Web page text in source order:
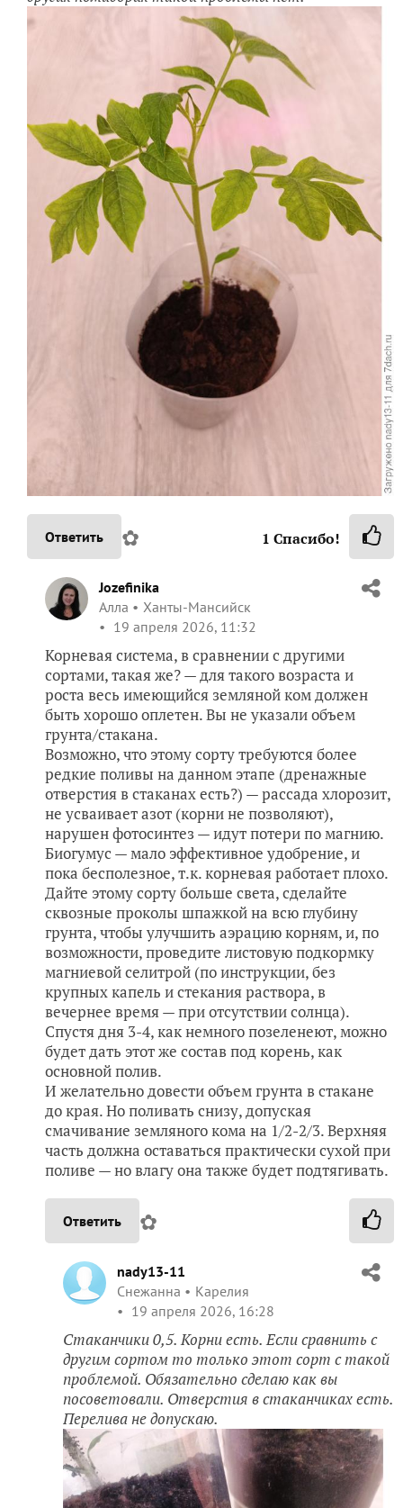
Ответить ✿ 1 Спасибо!
Jozefinika
Алла
Ханты-Мансийск
19 апреля 2026, 11:32
Корневая система, в сравнении с другими
сортами, такая же? — для такого возраста и
роста весь имеющийся земляной ком должен
быть хорошо оплетен. Вы не указали объем
грунта/стакана.
Возможно, что этому сорту требуются более
редкие поливы на данном этапе (дренажные
отверстия в стаканах есть?) — рассада хлорозит,
не усваивает азот (корни не позволяют),
нарушен фотосинтез — идут потери по магнию.
Биогумус — мало эффективное удобрение, и
пока бесполезное, т.к. корневая работает плохо.
Дайте этому сорту больше света, сделайте
сквозные проколы шпажкой на всю глубину
грунта, чтобы улучшить аэрацию корням, и, по
возможности, проведите листовую подкормку
магниевой селитрой (по инструкции, без
крупных капель и стекания раствора, в
вечернее время — при отсутствии солнца).
Спустя дня 3-4, как немного позеленеют, можно
будет дать этот же состав под корень, как
основной полив.
И желательно довести объем грунта в стакане
до края. Но поливать снизу, допуская
смачивание земляного кома на 1/2-2/3. Верхняя
часть должна оставаться практически сухой при
поливе — но влагу она также будет подтягивать.
Ответить ✿
nady13-11
Снежанна
Карелия
19 апреля 2026, 16:28
Стаканчики 0,5. Корни есть. Если сравнить с
другим сортом то только этот сорт с такой
проблемой. Обязательно сделаю как вы
посоветовали. Отверстия в стаканчиках есть.
Перелива не допускаю.